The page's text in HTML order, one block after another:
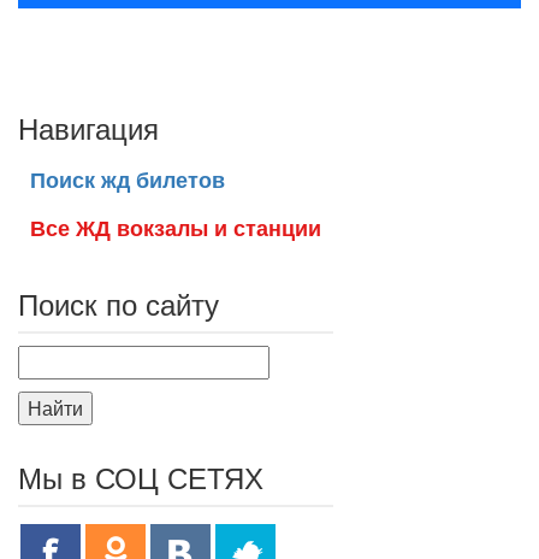
Навигация
Поиск жд билетов
Все ЖД вокзалы и станции
Поиск по сайту
Найти
Мы в СОЦ СЕТЯХ